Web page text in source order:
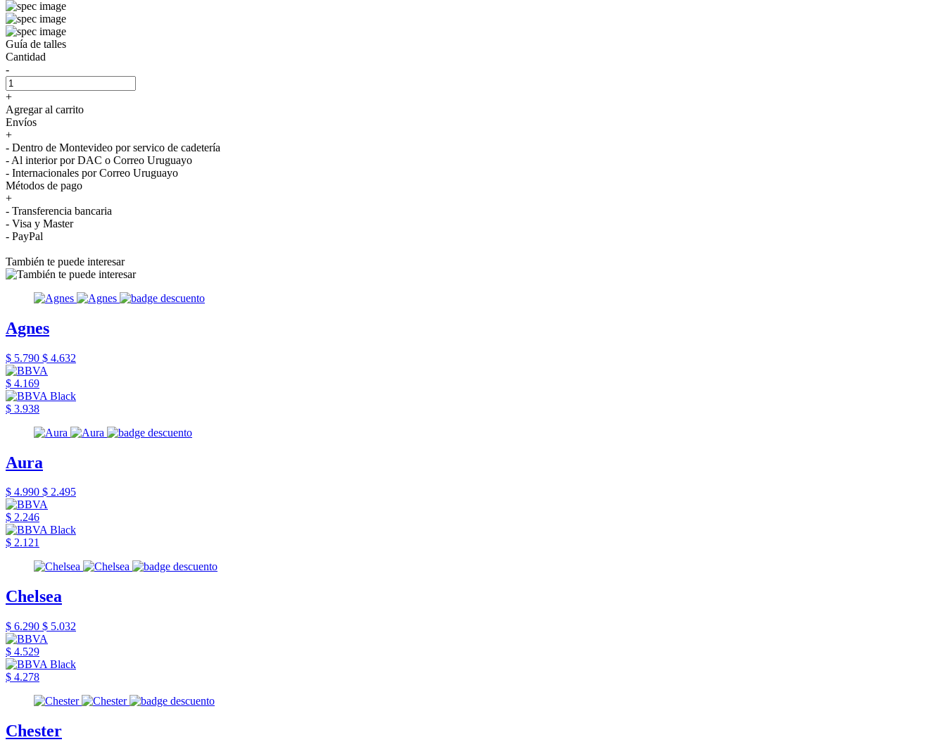
Guía de talles
Cantidad
-
+
Agregar al carrito
Envíos
+
- Dentro de Montevideo por servico de cadetería
- Al interior por DAC o Correo Uruguayo
- Internacionales por Correo Uruguayo
Métodos de pago
+
- Transferencia bancaria
- Visa y Master
- PayPal
También te puede interesar
Agnes
$ 5.790 $ 4.632
$ 4.169
$ 3.938
Aura
$ 4.990 $ 2.495
$ 2.246
$ 2.121
Chelsea
$ 6.290 $ 5.032
$ 4.529
$ 4.278
Chester